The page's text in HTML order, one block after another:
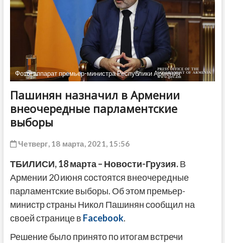
Фото: аппарат премьер-министра Республики Армения
Пашинян назначил в Армении
внеочередные парламентские
выборы
Четверг, 18 марта, 2021, 15:56
ТБИЛИСИ,18марта– Новости-Грузия.В
Армении 20 июня состоятся внеочередные
парламентские выборы. Об этом премьер-
министр страны Никол Пашинян сообщил на
своей странице в Facebook.
Решение было принято по итогам встречи